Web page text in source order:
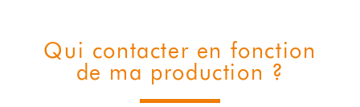
Qui contacter en fonction
de ma production ?